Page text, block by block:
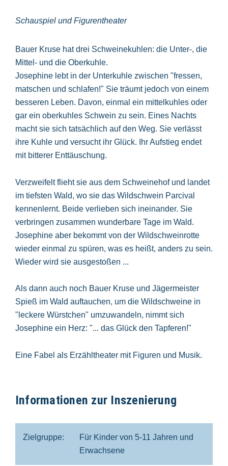
Schauspiel und Figurentheater
Bauer Kruse hat drei Schweinekuhlen: die Unter-, die
Mittel- und die Oberkuhle.
Josephine lebt in der Unterkuhle zwischen "fressen,
matschen und schlafen!" Sie träumt jedoch von einem
besseren Leben. Davon, einmal ein mittelkuhles oder
gar ein oberkuhles Schwein zu sein. Eines Nachts
macht sie sich tatsächlich auf den Weg. Sie verlässt
ihre Kuhle und versucht ihr Glück. Ihr Aufstieg endet
mit bitterer Enttäuschung.
Verzweifelt flieht sie aus dem Schweinehof und landet
im tiefsten Wald, wo sie das Wildschwein Parcival
kennenlernt. Beide verlieben sich ineinander. Sie
verbringen zusammen wunderbare Tage im Wald.
Josephine aber bekommt von der Wildschweinrotte
wieder einmal zu spüren, was es heißt, anders zu sein.
Wieder wird sie ausgestoßen ...
Als dann auch noch Bauer Kruse und Jägermeister
Spieß im Wald auftauchen, um die Wildschweine in
"leckere Würstchen" umzuwandeln, nimmt sich
Josephine ein Herz: "... das Glück den Tapferen!"
Eine Fabel als Erzähltheater mit Figuren und Musik.
Informationen zur Inszenierung
Zielgruppe:
Für Kinder von 5-11 Jahren und
Erwachsene